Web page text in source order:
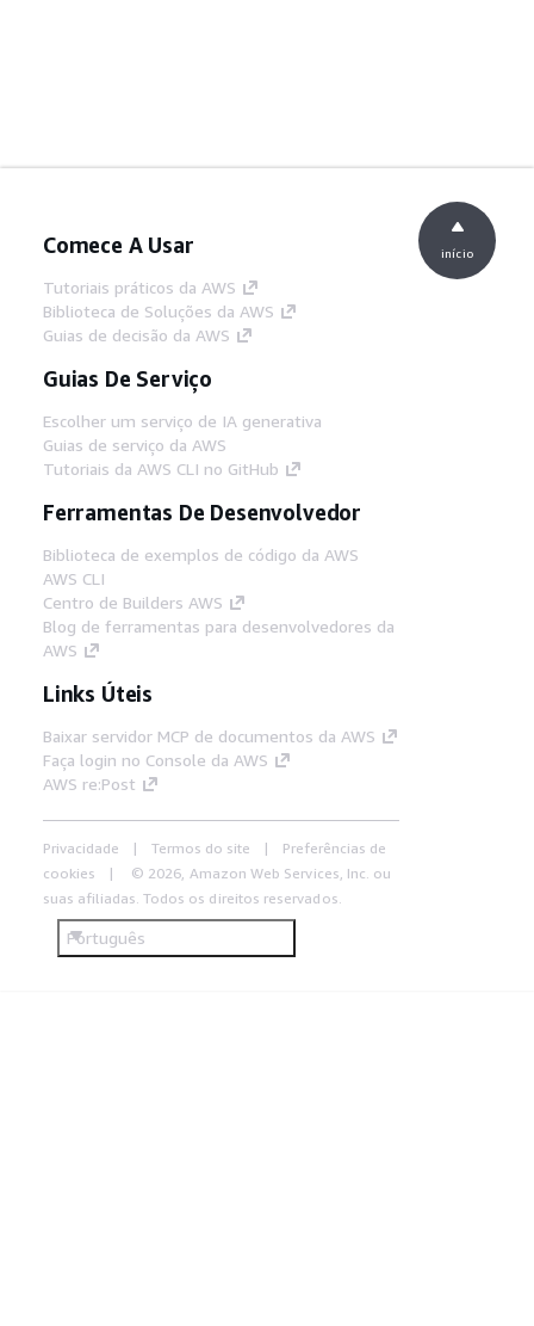
Comece A Usar
Tutoriais práticos da AWS
Biblioteca de Soluções da AWS
Guias de decisão da AWS
Guias De Serviço
Escolher um serviço de IA generativa
Guias de serviço da AWS
Tutoriais da AWS CLI no GitHub
Ferramentas De Desenvolvedor
Biblioteca de exemplos de código da AWS
AWS CLI
Centro de Builders AWS
Blog de ferramentas para desenvolvedores da
AWS
Links Úteis
Baixar servidor MCP de documentos da AWS
Faça login no Console da AWS
AWS re:Post
Privacidade Termos do site
Preferências de
cookies
© 2026, Amazon Web Services, Inc. ou
suas afiliadas. Todos os direitos reservados.
Português
início